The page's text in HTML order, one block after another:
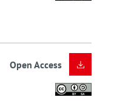
Open Access